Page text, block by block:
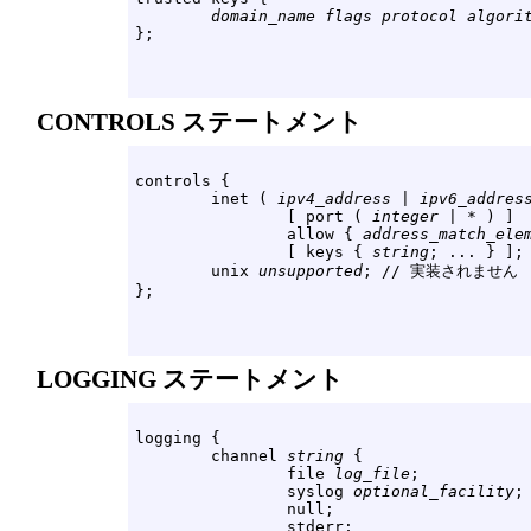
domain_name flags protocol
CONTROLS ステートメント
controls {
inet ( ipv4_address ipv6_address
[ port ( integer | * ) ]
allow {
[ keys { string ; ... } ];
unix unsupported ; // 実装されません
LOGGING ステートメント
logging {
channel string {
file
log_file ;
syslog optional_facility ;
null;
stderr;